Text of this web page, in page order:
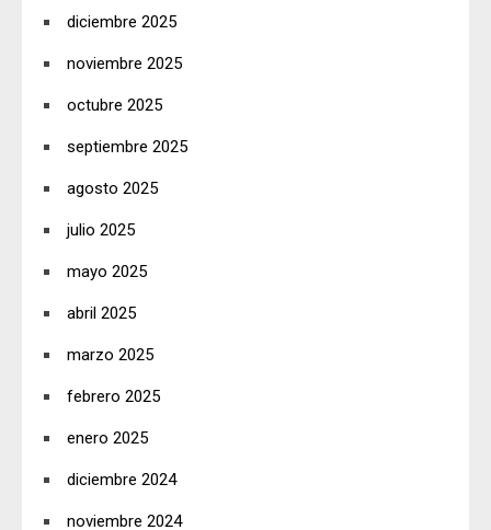
diciembre 2025
noviembre 2025
octubre 2025
septiembre 2025
agosto 2025
julio 2025
mayo 2025
abril 2025
marzo 2025
febrero 2025
enero 2025
diciembre 2024
noviembre 2024